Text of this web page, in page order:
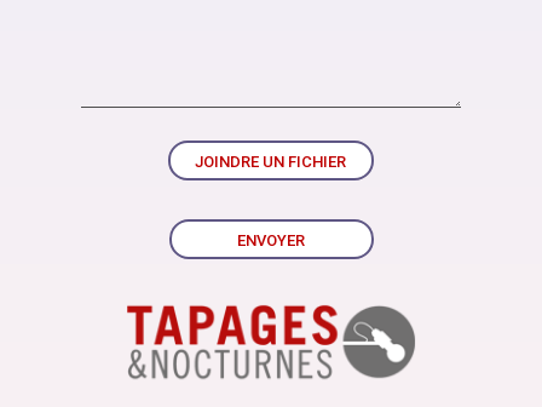
JOINDRE UN FICHIER
ENVOYER